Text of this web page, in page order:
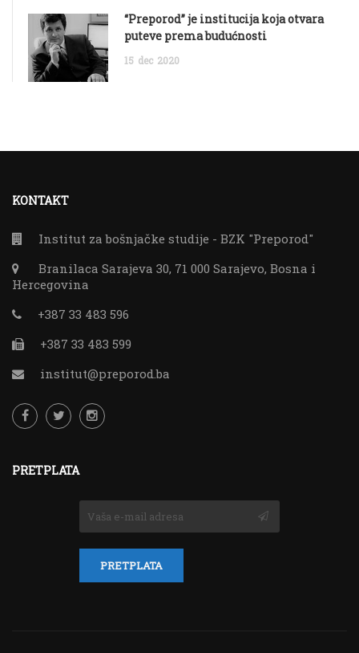
“Preporod” je institucija koja otvara
puteve prema budućnosti
15 dec 2020
KONTAKT
Institut za bošnjačke studije - BZK "Preporod"
Branilaca Sarajeva 30, 71 000 Sarajevo, Bosna i
Hercegovina
+387 33 483 596
+387 33 483 599
institut@preporod.ba
PRETPLATA